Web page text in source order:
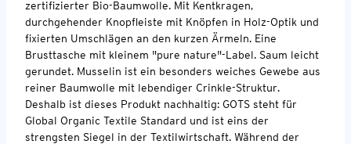
zertifizierter Bio-Baumwolle. Mit Kentkragen,
durchgehender Knopfleiste mit Knöpfen in Holz-Optik und
fixierten Umschlägen an den kurzen Ärmeln. Eine
Brusttasche mit kleinem "pure nature"-Label. Saum leicht
gerundet. Musselin ist ein besonders weiches Gewebe aus
reiner Baumwolle mit lebendiger Crinkle-Struktur.
Deshalb ist dieses Produkt nachhaltig: GOTS steht für
Global Organic Textile Standard und ist eins der
strengsten Siegel in der Textilwirtschaft. Während der